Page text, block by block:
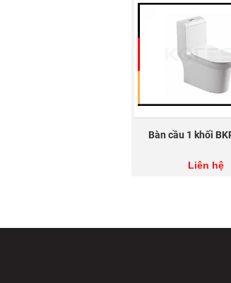
Bàn cầu 1 khối
Liên hệ